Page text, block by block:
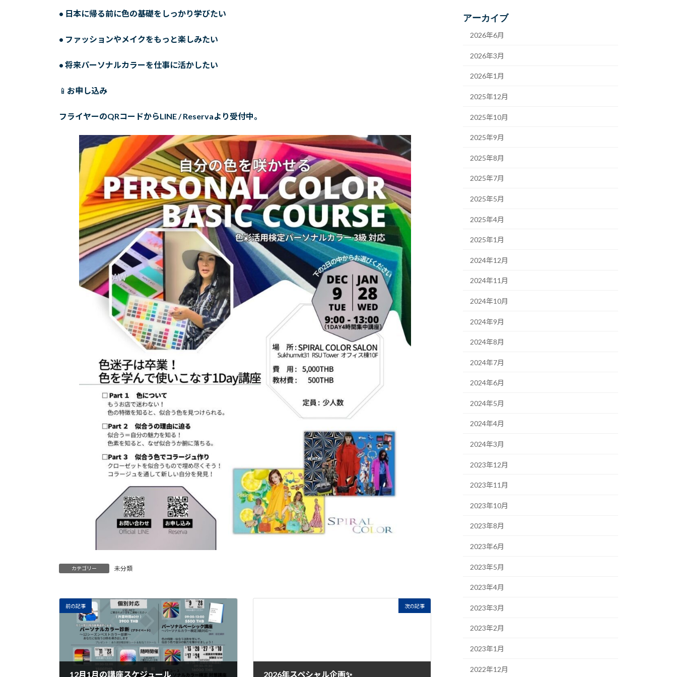
• 日本に帰る前に色の基礎をしっかり学びたい
• ファッションやメイクをもっと楽しみたい
• 将来パーソナルカラーを仕事に活かしたい
📱 お申し込み
フライヤーのQRコードからLINE / Reservaより受付中。
カテゴリー 未分類
前の記事
12月1月の講座スケジュール
次の記事
2026年スペシャル企画✨
アーカイブ
2026年6月
2026年3月
2026年1月
2025年12月
2025年10月
2025年9月
2025年8月
2025年7月
2025年5月
2025年4月
2025年1月
2024年12月
2024年11月
2024年10月
2024年9月
2024年8月
2024年7月
2024年6月
2024年5月
2024年4月
2024年3月
2023年12月
2023年11月
2023年10月
2023年8月
2023年6月
2023年5月
2023年4月
2023年3月
2023年2月
2023年1月
2022年12月